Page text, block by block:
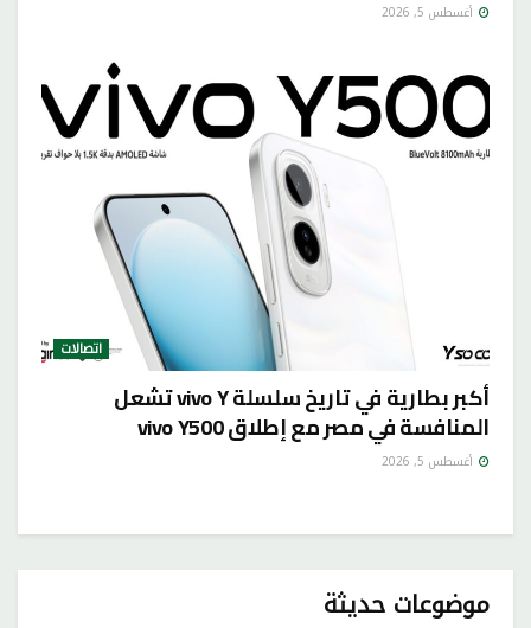
أغسطس 5, 2026
اتصالات
أكبر بطارية في تاريخ سلسلة vivo Y تشعل
المنافسة في مصر مع إطلاق vivo Y500
أغسطس 5, 2026
موضوعات حديثة